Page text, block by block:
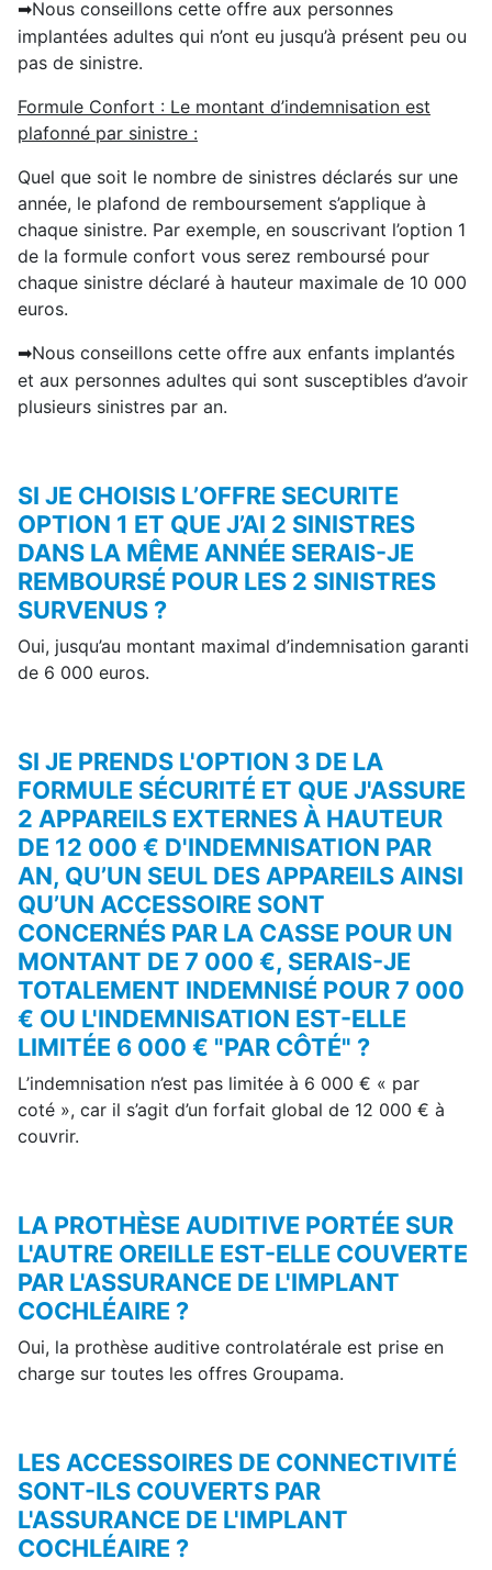
➡Nous conseillons cette offre aux personnes
implantées adultes qui n’ont eu jusqu’à présent peu ou
pas de sinistre.
Formule Confort : Le montant d’indemnisation est
plafonné par sinistre :
Quel que soit le nombre de sinistres déclarés sur une
année, le plafond de remboursement s’applique à
chaque sinistre. Par exemple, en souscrivant l’option 1
de la formule confort vous serez remboursé pour
chaque sinistre déclaré à hauteur maximale de 10 000
euros.
➡Nous conseillons cette offre aux enfants implantés
et aux personnes adultes qui sont susceptibles d’avoir
plusieurs sinistres par an.
SI JE CHOISIS L’OFFRE SECURITE
OPTION 1 ET QUE J’AI 2 SINISTRES
DANS LA MÊME ANNÉE SERAIS-JE
REMBOURSÉ POUR LES 2 SINISTRES
SURVENUS ?
Oui, jusqu’au montant maximal d’indemnisation garanti
de 6 000 euros.
SI JE PRENDS L'OPTION 3 DE LA
FORMULE SÉCURITÉ ET QUE J'ASSURE
2 APPAREILS EXTERNES À HAUTEUR
DE 12 000 € D'INDEMNISATION PAR
AN, QU’UN SEUL DES APPAREILS AINSI
QU’UN ACCESSOIRE SONT
CONCERNÉS PAR LA CASSE POUR UN
MONTANT DE 7 000 €, SERAIS-JE
TOTALEMENT INDEMNISÉ POUR 7 000
€ OU L'INDEMNISATION EST-ELLE
LIMITÉE 6 000 € "PAR CÔTÉ" ?
L’indemnisation n’est pas limitée à 6 000 € « par
coté », car il s’agit d’un forfait global de 12 000 € à
couvrir.
LA PROTHÈSE AUDITIVE PORTÉE SUR
L'AUTRE OREILLE EST-ELLE COUVERTE
PAR L'ASSURANCE DE L'IMPLANT
COCHLÉAIRE ?
Oui, la prothèse auditive controlatérale est prise en
charge sur toutes les offres Groupama.
LES ACCESSOIRES DE CONNECTIVITÉ
SONT-ILS COUVERTS PAR
L'ASSURANCE DE L'IMPLANT
COCHLÉAIRE ?